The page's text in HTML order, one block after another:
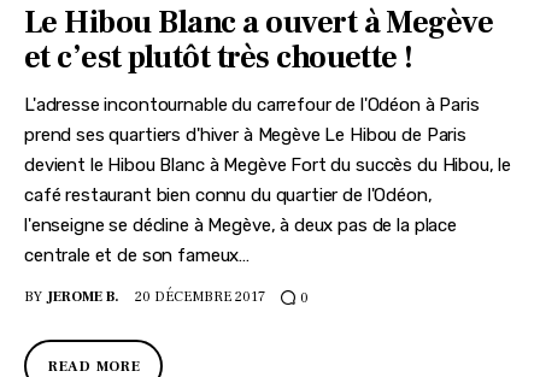
Le Hibou Blanc a ouvert à Megève
et c’est plutôt très chouette !
L'adresse incontournable du carrefour de l'Odéon à Paris
prend ses quartiers d'hiver à Megève Le Hibou de Paris
devient le Hibou Blanc à Megève Fort du succès du Hibou, le
café restaurant bien connu du quartier de l'Odéon,
l'enseigne se décline à Megève, à deux pas de la place
centrale et de son fameux…
BY JEROME B. 20 DÉCEMBRE 2017 0
READ MORE